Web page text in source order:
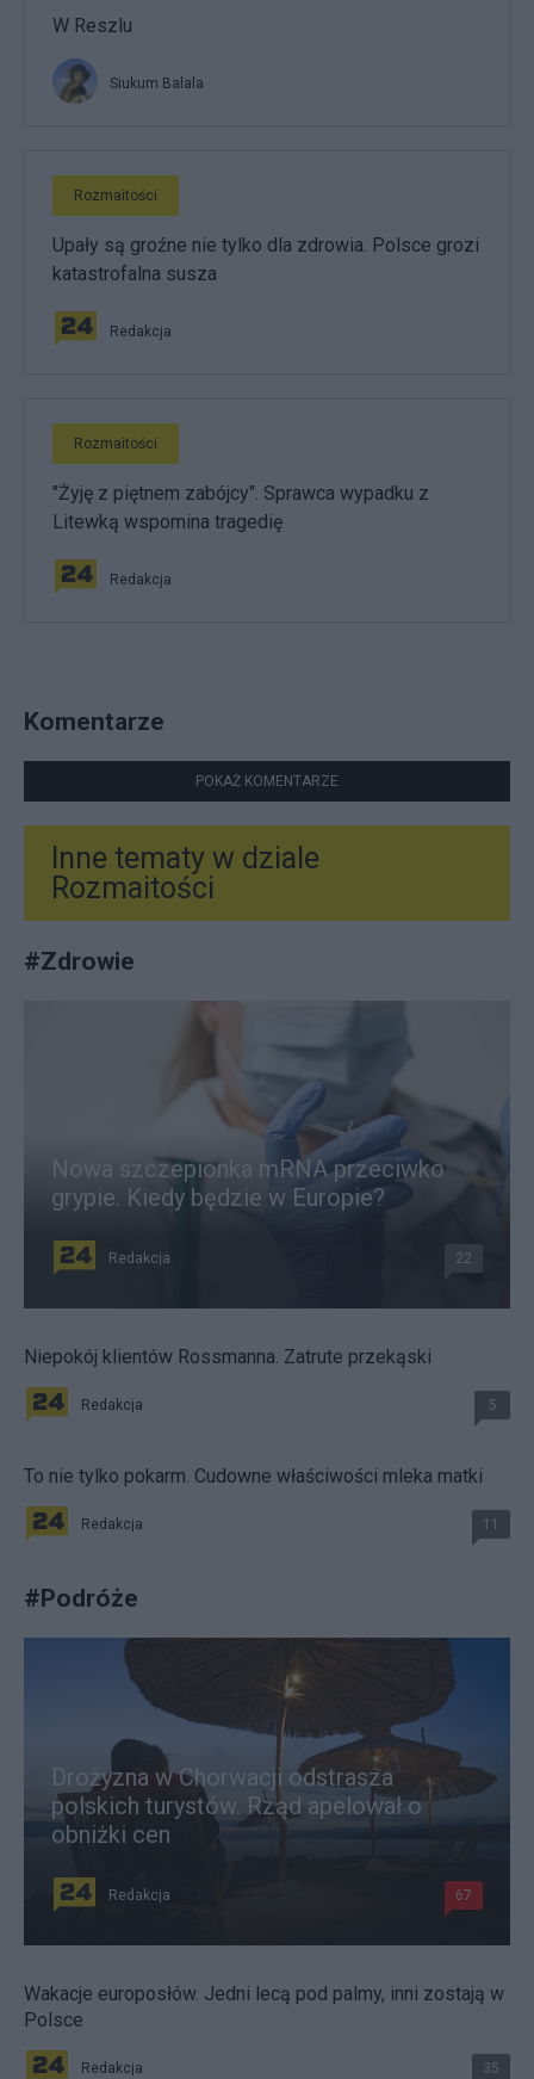
W Reszlu
Siukum Balala
Rozmaitości
Upały są groźne nie tylko dla zdrowia. Polsce grozi
katastrofalna susza
Redakcja
Rozmaitości
"Żyję z piętnem zabójcy". Sprawca wypadku z
Litewką wspomina tragedię
Redakcja
Komentarze
POKAŻ KOMENTARZE
Inne tematy w dziale
Rozmaitości
#Zdrowie
Nowa szczepionka mRNA przeciwko
grypie. Kiedy będzie w Europie?
Redakcja 22
Niepokój klientów Rossmanna. Zatrute przekąski
Redakcja 5
To nie tylko pokarm. Cudowne właściwości mleka matki
Redakcja 11
#Podróże
Drożyzna w Chorwacji odstrasza
polskich turystów. Rząd apelował o
obniżki cen
Redakcja 67
Wakacje europosłów. Jedni lecą pod palmy, inni zostają w
Polsce
Redakcja 35